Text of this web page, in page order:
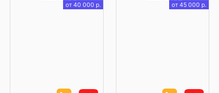
от 40 000 р. от 45 000 р.